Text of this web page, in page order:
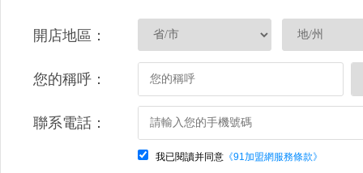
開店地區：
您的稱呼：
聯系電話：
我已閱讀并同意 《91加盟網服務條款》